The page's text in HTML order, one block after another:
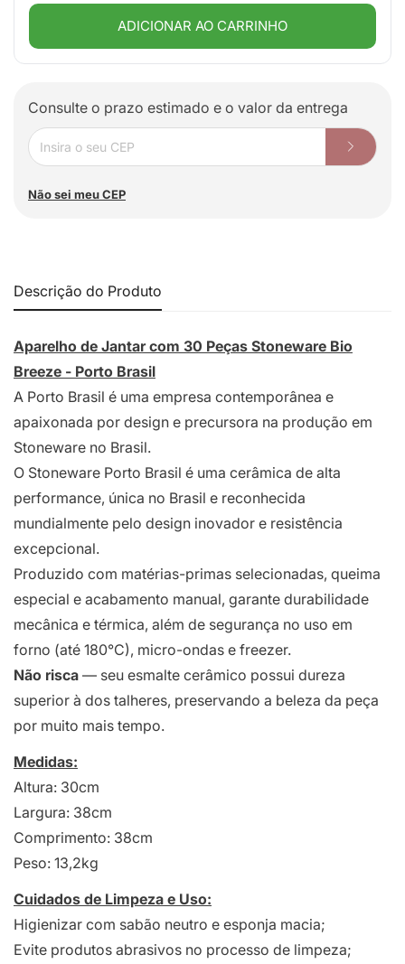
ADICIONAR AO CARRINHO
Consulte o prazo estimado e o valor da entrega
Não sei meu CEP
Descrição do Produto
Aparelho de Jantar com 30 Peças Stoneware Bio
Breeze - Porto Brasil
A Porto Brasil é uma empresa contemporânea e
apaixonada por design e precursora na produção em
Stoneware no Brasil.
O Stoneware Porto Brasil é uma cerâmica de alta
performance, única no Brasil e reconhecida
mundialmente pelo design inovador e resistência
excepcional.
Produzido com matérias-primas selecionadas, queima
especial e acabamento manual, garante durabilidade
mecânica e térmica, além de segurança no uso em
forno (até 180°C), micro-ondas e freezer.
Não risca — seu esmalte cerâmico possui dureza
superior à dos talheres, preservando a beleza da peça
por muito mais tempo.
Medidas:
Altura: 30cm
Largura: 38cm
Comprimento: 38cm
Peso: 13,2kg
Cuidados de Limpeza e Uso:
Higienizar com sabão neutro e esponja macia;
Evite produtos abrasivos no processo de limpeza;